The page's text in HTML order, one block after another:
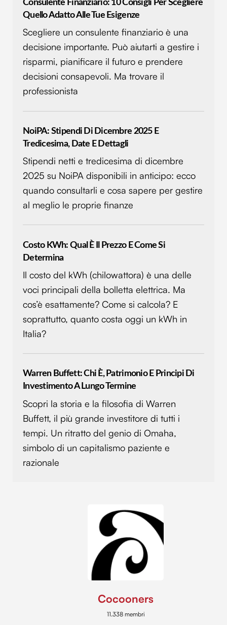
raccolto dal tuo utilizzo dei loro servizi.
Consulente Finanziario: 10 Consigli Per Scegliere
Quello Adatto Alle Tue Esigenze
Scegliere un consulente finanziario è una
decisione importante. Può aiutarti a gestire i
risparmi, pianificare il futuro e prendere
decisioni consapevoli. Ma trovare il
professionista
NoiPA: Stipendi Di Dicembre 2025 E
Tredicesima, Date E Dettagli
Stipendi netti e tredicesima di dicembre
2025 su NoiPA disponibili in anticipo: ecco
quando consultarli e cosa sapere per gestire
al meglio le proprie finanze
Costo KWh: Qual È Il Prezzo E Come Si
Determina
Il costo del kWh (chilowattora) è una delle
voci principali della bolletta elettrica. Ma
cos’è esattamente? Come si calcola? E
soprattutto, quanto costa oggi un kWh in
Italia?
Warren Buffett: Chi È, Patrimonio E Principi Di
Investimento A Lungo Termine
Scopri la storia e la filosofia di Warren
Buffett, il più grande investitore di tutti i
tempi. Un ritratto del genio di Omaha,
simbolo di un capitalismo paziente e
razionale
Cocooners
11.338 membri